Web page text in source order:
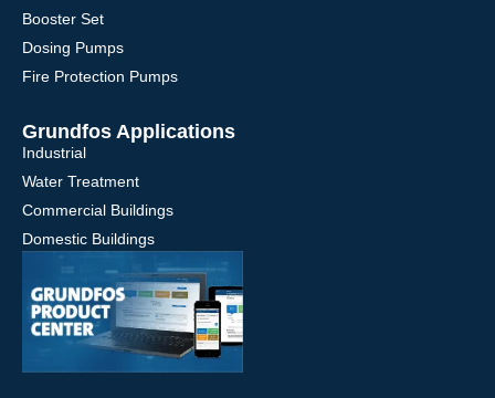
Booster Set
Dosing Pumps
Fire Protection Pumps
Grundfos Applications
Industrial
Water Treatment
Commercial Buildings
Domestic Buildings